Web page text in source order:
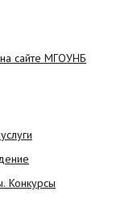
сайте МГОУНБ
Конкурсы